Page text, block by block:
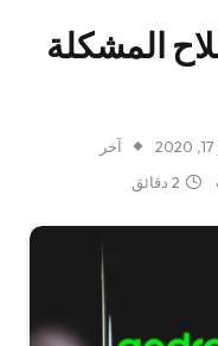
المشكلة
آخر
2 دقائق